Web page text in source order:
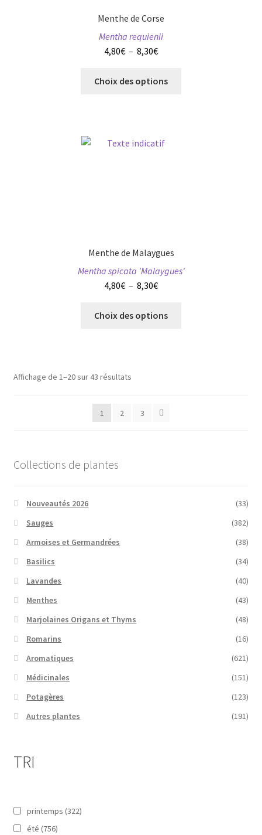
Menthe de Corse
Mentha requienii
4,80€ – 8,30€Plage
prix :
Choix des options
du
Menthe de Malaygues
Mentha spicata 'Malaygues'
4,80€ – 8,30€Plage
prix :
Choix des options
Affichage de 1–20 sur 43 résultats
1 2 3
Collections de plantes
Nouveautés 2026
(33)
Sauges
(382)
Armoises et Germandrées
(38)
Basilics
(34)
Lavandes
(40)
Menthes
(43)
Marjolaines Origans et Thyms
(48)
Romarins
(16)
Aromatiques
(621)
Médicinales
(151)
Potagères
(123)
Autres plantes
(191)
TRI
printemps (322)
été (756)